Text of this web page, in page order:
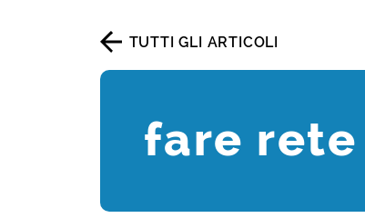
TUTTI GLI ARTICOLI
fare rete